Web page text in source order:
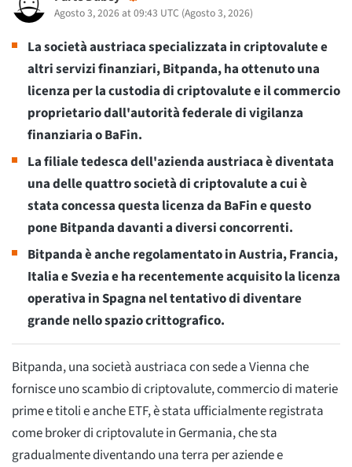
Agosto 3, 2026 at 09:43 UTC (Agosto 3, 2026)
La società austriaca specializzata in criptovalute e
altri servizi finanziari, Bitpanda, ha ottenuto una
licenza per la custodia di criptovalute e il commercio
proprietario dall'autorità federale di vigilanza
finanziaria o BaFin.
La filiale tedesca dell'azienda austriaca è diventata
una delle quattro società di criptovalute a cui è
stata concessa questa licenza da BaFin e questo
pone Bitpanda davanti a diversi concorrenti.
Bitpanda è anche regolamentato in Austria, Francia,
Italia e Svezia e ha recentemente acquisito la licenza
operativa in Spagna nel tentativo di diventare
grande nello spazio crittografico.
Bitpanda, una società austriaca con sede a Vienna che
fornisce uno scambio di criptovalute, commercio di materie
prime e titoli e anche ETF, è stata ufficialmente registrata
come broker di criptovalute in Germania, che sta
gradualmente diventando una terra per aziende e